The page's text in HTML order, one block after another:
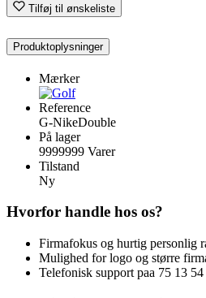
Tilføj til ønskeliste
Produktoplysninger
Mærker
Reference
G-NikeDouble
På lager
9999999 Varer
Tilstand
Ny
Hvorfor handle hos os?
Firmafokus og hurtig personlig
Mulighed for logo og større
Telefonisk support paa 75 13